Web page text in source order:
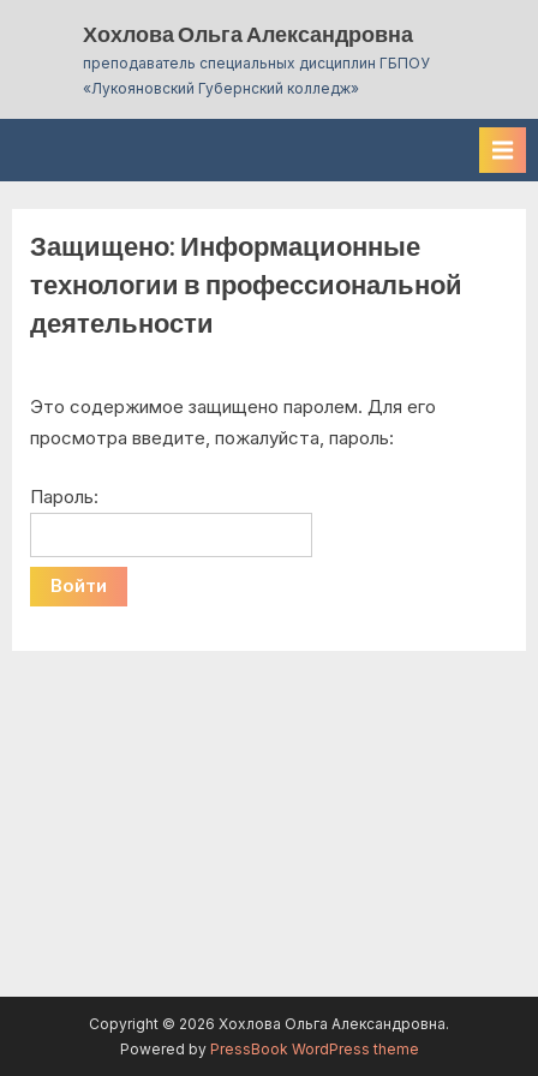
Хохлова Ольга Александровна
преподаватель специальных дисциплин ГБПОУ
«Лукояновский Губернский колледж»
Защищено: Информационные
технологии в профессиональной
деятельности
Это содержимое защищено паролем. Для его
просмотра введите, пожалуйста, пароль:
Пароль:
Copyright © 2026 Хохлова Ольга Александровна.
Powered by PressBook WordPress theme